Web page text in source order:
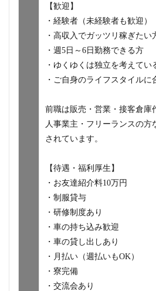
【歓迎】
・経験者（未経験者も歓迎）
・高収入でガッツリ稼ぎたい
・週5日～6日勤務できる方
・ゆくゆくは独立を考えてい
・ご自身のライフスタイル
前職は販売・営業・接客倉庫
人事業主・フリーランスの方
されています。
【待遇・福利厚生】
・お友達紹介料10万円
・制服貸与
・研修制度あり
・車の持ち込み歓迎
・車の貸し出しあり
・月払い（週払いもOK）
・寮完備
・交流会あり